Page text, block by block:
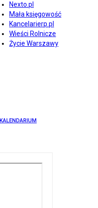
Nexto.pl
Mała księgowość
Kancelarierp.pl
Wieści Rolnicze
Życie Warszawy
KALENDARIUM